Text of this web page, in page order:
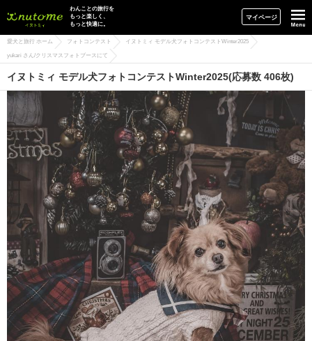
イヌトミィ
わんことの旅行を
もっと楽しく、
もっと快適に。
マイページ
愛犬と旅行 ホーム フォトコンテスト イヌトミィ モデル犬フォトコンテストWinter2025
yukari さん/クリスマスフォトブースにて
イヌトミィ モデル犬フォトコンテストWinter2025(応募数 406枚)